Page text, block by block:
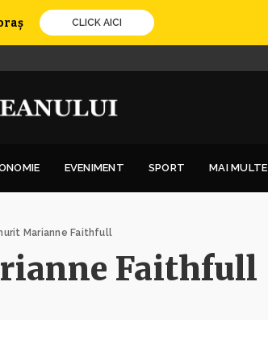
CLICK AICI
EVENIMENT SPORT MAI MULTE
Marianne Faithfull
Faithfull